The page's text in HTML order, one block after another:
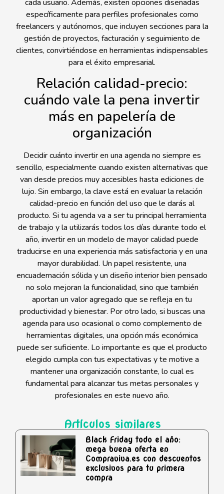
cada usuario. Además, existen opciones diseñadas
específicamente para perfiles profesionales como
freelancers y autónomos, que incluyen secciones para la
gestión de proyectos, facturación y seguimiento de
clientes, convirtiéndose en herramientas indispensables
para el éxito empresarial.
Relación calidad-precio:
cuándo vale la pena invertir
más en papelería de
organización
Decidir cuánto invertir en una agenda no siempre es
sencillo, especialmente cuando existen alternativas que
van desde precios muy accesibles hasta ediciones de
lujo. Sin embargo, la clave está en evaluar la relación
calidad-precio en función del uso que le darás al
producto. Si tu agenda va a ser tu principal herramienta
de trabajo y la utilizarás todos los días durante todo el
año, invertir en un modelo de mayor calidad puede
traducirse en una experiencia más satisfactoria y en una
mayor durabilidad. Un papel resistente, una
encuadernación sólida y un diseño interior bien pensado
no solo mejoran la funcionalidad, sino que también
aportan un valor agregado que se refleja en tu
productividad y bienestar. Por otro lado, si buscas una
agenda para uso ocasional o como complemento de
herramientas digitales, una opción más económica
puede ser suficiente. Lo importante es que el producto
elegido cumpla con tus expectativas y te motive a
mantener una organización constante, lo cual es
fundamental para alcanzar tus metas personales y
profesionales en este nuevo año.
Artículos similares
Black Friday todo el año:
mega buena oferta en
Compraviva.es con descuentos
exclusivos para tu primera
compra